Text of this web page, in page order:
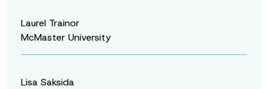
Laurel Trainor
McMaster University
Lisa Saksida